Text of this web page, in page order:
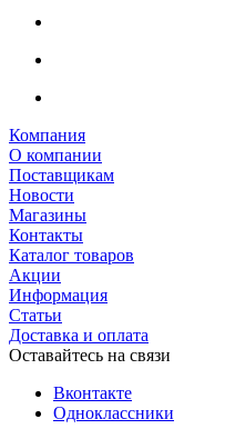
Компания
О компании
Поставщикам
Новости
Магазины
Контакты
Каталог товаров
Акции
Информация
Статьи
Доставка и оплата
Оставайтесь на связи
Вконтакте
Одноклассники